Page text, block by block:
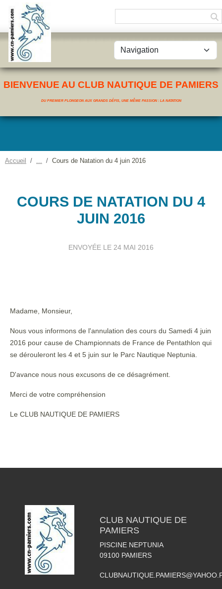
BIENVENUE AU CLUB NAUTIQUE DE PAMIERS
DU PREMIER PLONGEON AUX GRANDS DÉFIS, UNE MÊME PASSION : LA NATATION
Accueil Cours de Natation du 4 juin 2016
COURS DE NATATION DU 4
JUIN 2016
ENVOYÉE LE 24 MAI 2016
Madame, Monsieur,
Nous vous informons de l'annulation des cours du Samedi 4 juin
2016 pour cause de Championnats de France de Pentathlon qui
se dérouleront les 4 et 5 juin sur le Parc Nautique Neptunia.
D'avance nous nous excusons de ce désagrément.
Merci de votre compréhension
Le CLUB NAUTIQUE DE PAMIERS
CLUB NAUTIQUE DE
PAMIERS
PISCINE NEPTUNIA
09100 PAMIERS
Panneau de gestion des cookies